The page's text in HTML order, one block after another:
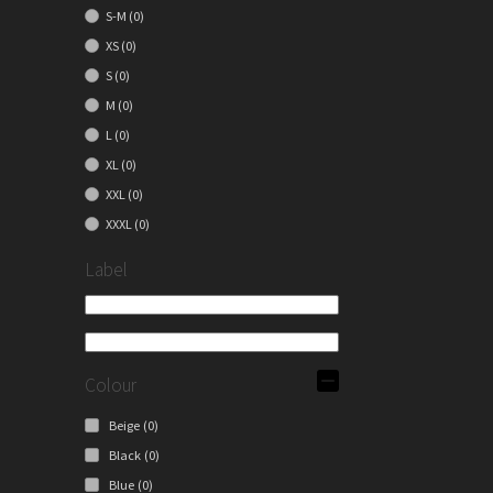
S-M (0)
XS (0)
S (0)
M (0)
L (0)
XL (0)
XXL (0)
XXXL (0)
Label
Colour
Beige (0)
Black (0)
Blue (0)